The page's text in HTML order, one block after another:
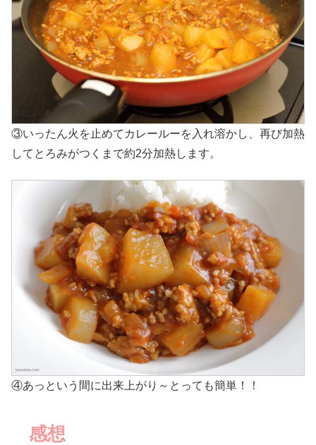
③いったん火を止めてカレールーを入れ溶かし、再び加熱
してとろみがつくまで約2分加熱します。
④あっという間に出来上がり～とっても簡単！！
感想